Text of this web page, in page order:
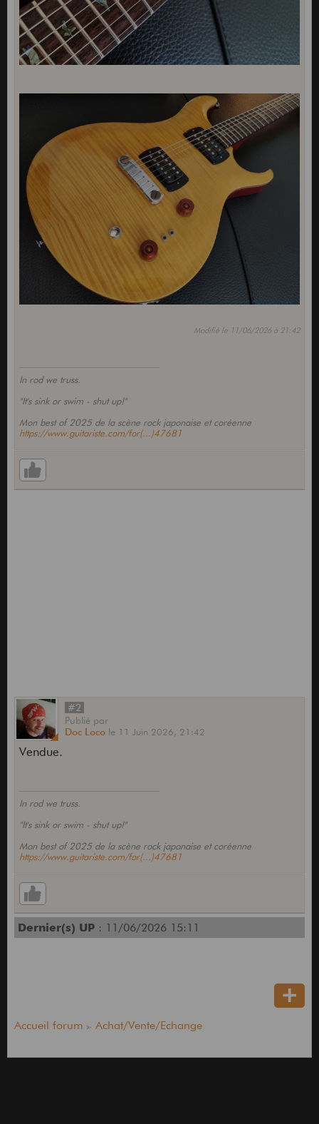
Modifié le 11/06/2026 à 21:42
In rod we truss.
"It's sink or swim - shut up!"
Mon best of 2025 de la scène rock japonaise et coréenne
https://www.guitariste.com/for(...)47681
#2
Publié par
Doc Loco le 11 Juin 2026, 21:42
Vendue.
In rod we truss.
"It's sink or swim - shut up!"
Mon best of 2025 de la scène rock japonaise et coréenne
https://www.guitariste.com/for(...)47681
Dernier(s) UP: 11/06/2026 15:11
Accueil forum Achat/Vente/Echange